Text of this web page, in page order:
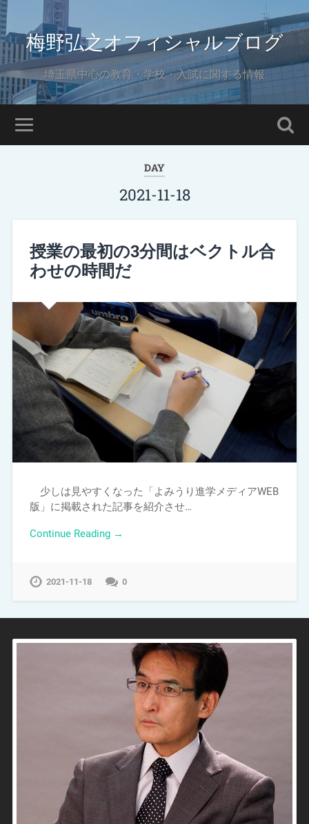
梅野弘之オフィシャルブログ
埼玉県中心の教育・学校・入試に関する情報
DAY
2021-11-18
授業の最初の3分間はベクトル合
わせの時間だ
少しは見やすくなった「よみうり進学メディアWEB
版」に掲載された記事を紹介させ…
Continue Reading →
2021-11-18 0